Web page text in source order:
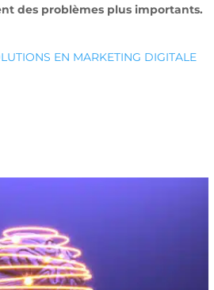
des problèmes plus importants.
EN MARKETING DIGITALE